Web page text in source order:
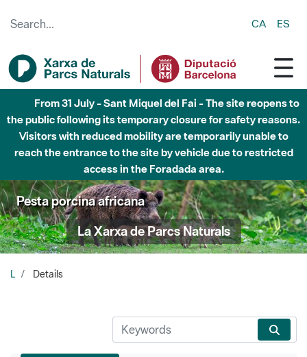
CA ES
From 31 July - Sant Miquel del Fai - The site reopens to
the public following its temporary closure for safety reasons.
Visitors with reduced mobility are temporarily unable to
reach the entrance to the site by vehicle due to restricted
access in the Foradada area.
Pesta porcina africana
La Xarxa de Parcs Naturals
L Details